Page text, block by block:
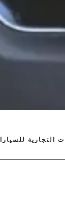
التجارية